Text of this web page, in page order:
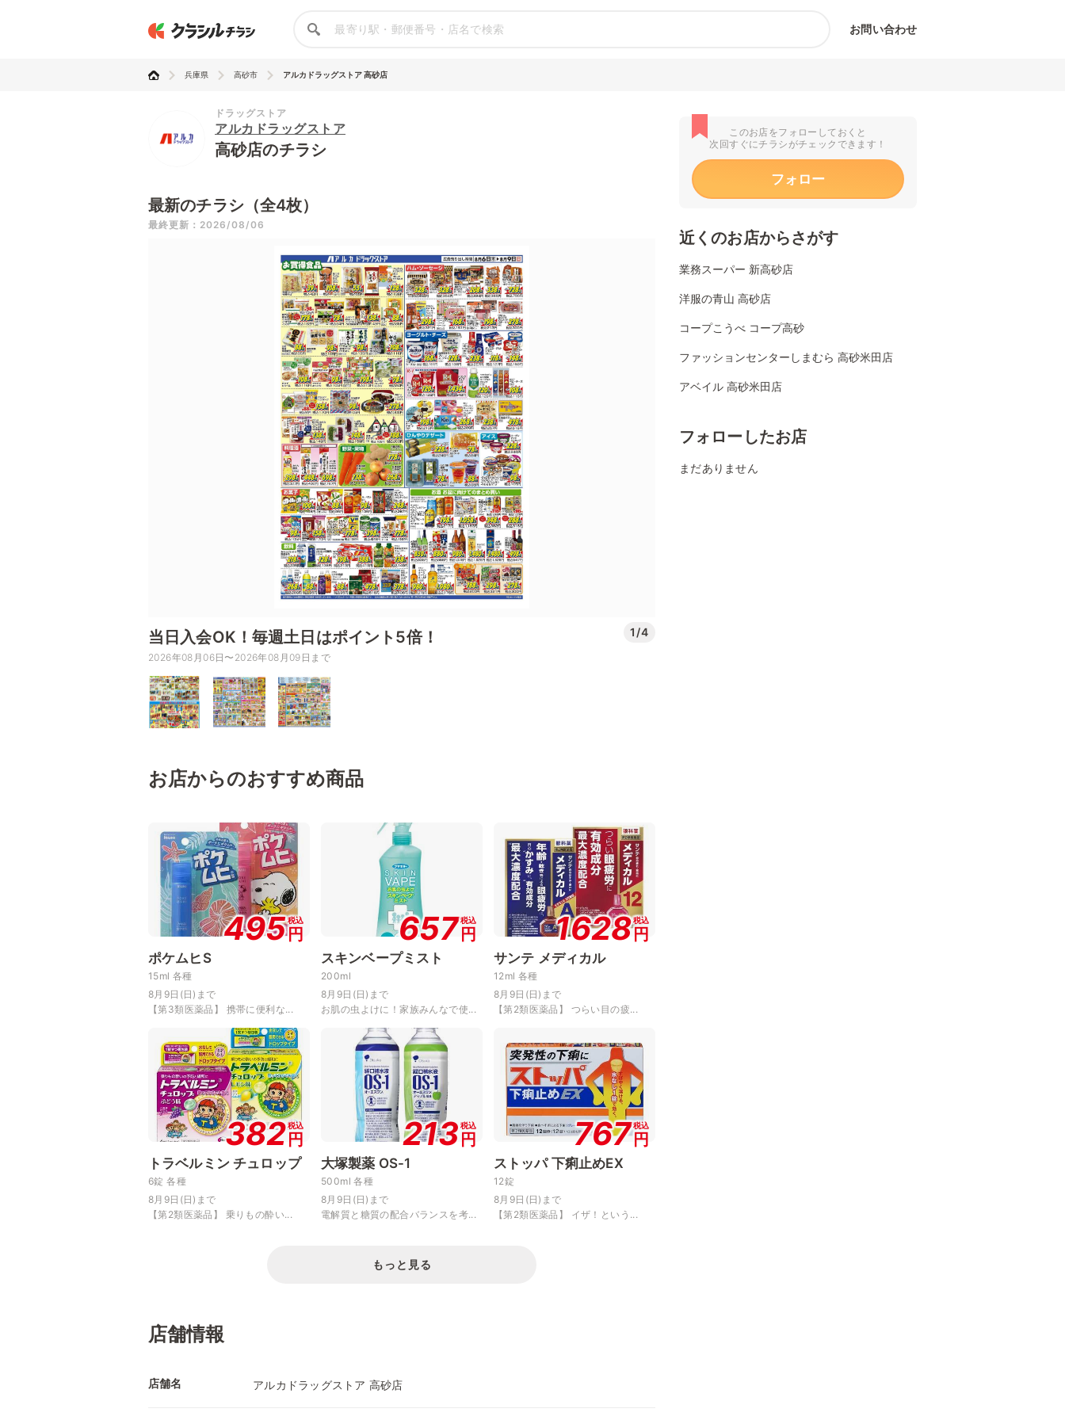
お問い合わせ
兵庫県 高砂市 アルカドラッグストア 高砂店
ドラッグストア
アルカドラッグストア
高砂店のチラシ
最新のチラシ（全4枚）
最終更新：2026/08/06
当日入会OK！毎週土日はポイント5倍！ 1/4
2026年08月06日〜2026年08月09日まで
お店からのおすすめ商品
495税込
円
ポケムヒS
15ml 各種
8月9日(日)まで
【第3類医薬品】 携帯に便利な...
657税込
円
スキンベープミスト
200ml
8月9日(日)まで
お肌の虫よけに！家族みんなで使...
1628税込
円
サンテ メディカル
12ml 各種
8月9日(日)まで
【第2類医薬品】 つらい目の疲...
382税込
円
トラベルミン チュロップ
6錠 各種
8月9日(日)まで
【第2類医薬品】 乗りもの酔い...
213 税込
円
大塚製薬 OS-1
500ml 各種
8月9日(日)まで
電解質と糖質の配合バランスを考...
767税込
円
ストッパ 下痢止めEX
12錠
8月9日(日)まで
【第2類医薬品】 イザ！という...
もっと見る
店舗情報
店舗名 アルカドラッグストア 高砂店
このお店をフォローしておくと
次回すぐにチラシがチェックできます！
フォロー
近くのお店からさがす
業務スーパー 新高砂店
洋服の青山 高砂店
コープこうべ コープ高砂
ファッションセンターしまむら 高砂米田店
アベイル 高砂米田店
フォローしたお店
まだありません